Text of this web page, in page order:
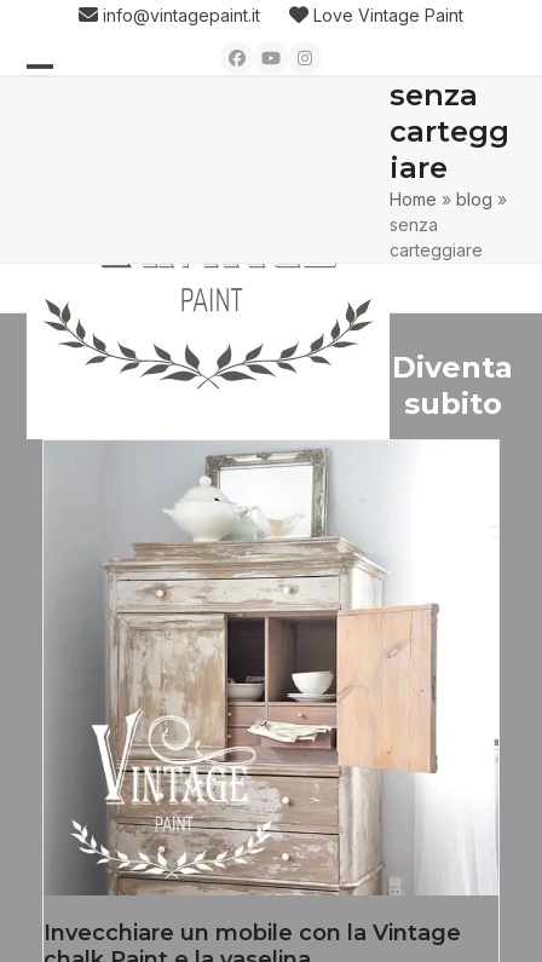
content
info@vintagepaint.it Love Vintage Paint
Facebook
YouTubeInstagram
senza
cartegg
iare
Home »blog »
senza
carteggiare
Invecchiare un mobile con la Vintage
Diventa
subito